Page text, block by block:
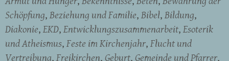
Schöpfung Beziehung und Familie Bibel Bildung
Diakonie EKD Entwicklungszusammenarbeit Esoterik
und Atheismus Feste im Kirchenjahr Flucht und
Vertreibung Freikirchen Geburt Gemeinde und Pfarrer